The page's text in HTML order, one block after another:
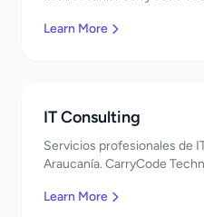
Learn More
IT Consulting
Servicios profesionales de
Araucanía. CarryCode
Learn More